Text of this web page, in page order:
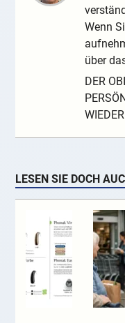
Wenn
über
DER
WIEDER
LESEN SIE DOCH